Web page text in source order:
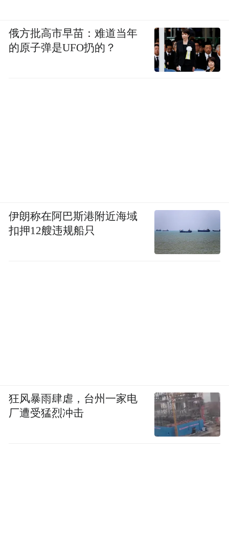
俄方批高市早苗：难道当年
的原子弹是UFO扔的？
伊朗称在阿巴斯港附近海域
扣押12艘违规船只
狂风暴雨肆虐，台州一家电
厂遭受猛烈冲击